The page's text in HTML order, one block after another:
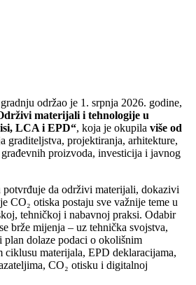
održao je 1. srpnja 2026. godine,
materijali i tehnologije u
LCA i EPD“, koja je okupila više od
graditeljstva, projektiranja, arhitekture,
proizvoda, investicija i javnog
potvrđuje da održivi materijali, dokazivi
CO₂ otiska postaju sve važnije teme u
tehničkoj i nabavnoj praksi. Odabir
brže mijenja – uz tehnička svojstva,
plan dolaze podaci o okolišnim
ciklusu materijala, EPD deklaracijama,
CO₂ otisku i digitalnoj